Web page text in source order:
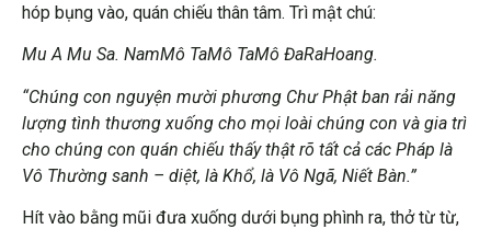
hóp bụng vào, quán chiếu thân tâm. Trì mật chú:
Mu A Mu Sa. NamMô TaMô TaMô ĐaRaHoang.
“Chúng con nguyện mười phương Chư Phật ban rải năng
lượng tình thương xuống cho mọi loài chúng con và gia trì
cho chúng con quán chiếu thấy thật rõ tất cả các Pháp là
Vô Thường sanh – diệt, là Khổ, là Vô Ngã, Niết Bàn.”
Hít vào bằng mũi đưa xuống dưới bụng phình ra, thở từ từ,